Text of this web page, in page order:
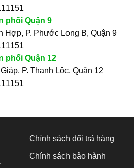
phối Quận 9
Hợp, P. Phước Long B, Quận 9
phối Quận 12
P. Thạnh Lộc, Quận 12
Chính sách đổi trả hàng
Chính sách bảo hành